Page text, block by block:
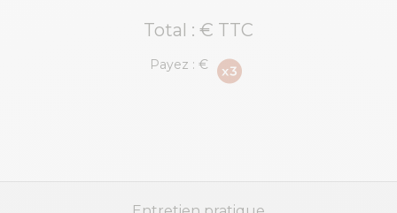
Total : € TTC
Payez :€